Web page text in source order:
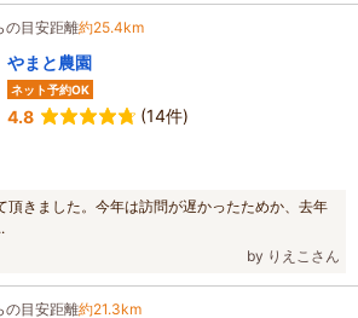
の目安距離約25.4km
やまと農園
ネット予約OK
4.8 (14件)
頂きました。今年は訪問が遅かったためか、去年
by りえこさん
の目安距離約21.3km